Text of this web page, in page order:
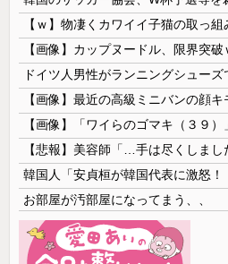
【ｗ】物凄くカワイイ子猫の取っ組
【画像】カップヌードル、限界突破
【画像】最近の高級ミニバンの顔
【画像】「ワイらのゴマキ（３９）
【悲報】美容師「…手は尽くしま
お部屋が汚部屋になってまう、、